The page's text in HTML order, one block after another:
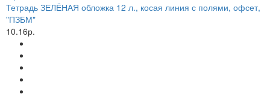
Тетрадь ЗЕЛЁНАЯ обложка 12 л., косая линия с полями, офсет,
"ПЗБМ"
10.16р.